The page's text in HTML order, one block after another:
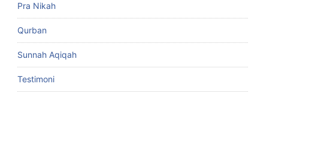
Pra Nikah
Qurban
Sunnah Aqiqah
Testimoni